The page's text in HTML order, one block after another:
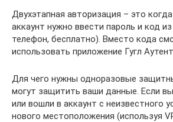
Двухэтапная авторизация – это
аккаунт нужно ввести пароль и код
телефон, бесплатно). Вместо кода
использовать приложение Гугл
Для чего нужны одноразовые
могут защитить ваши данные. Если
или вошли в аккаунт с неизвестного
нового местоположения (используя